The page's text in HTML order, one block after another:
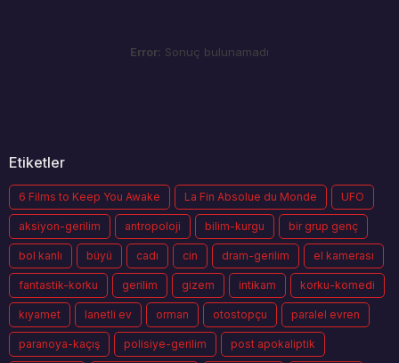
Error: Sonuç bulunamadı
Etiketler
6 Films to Keep You Awake La Fin Absolue du Monde UFO
aksiyon-gerilim antropoloji bilim-kurgu bir grup genç
bol kanlı büyü cadı cin dram-gerilim el kamerası
fantastik-korku gerilim gizem intikam korku-komedi
kıyamet lanetli ev orman otostopçu paralel evren
paranoya-kaçış polisiye-gerilim post apokaliptik